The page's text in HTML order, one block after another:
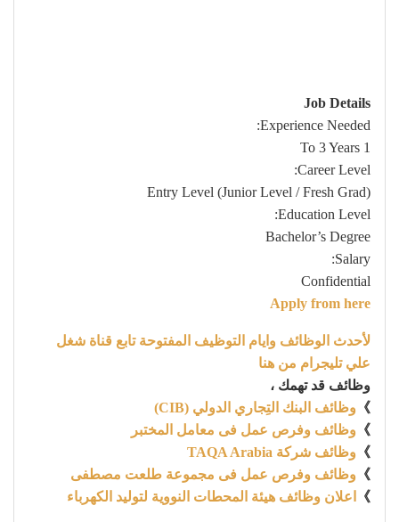
Job Details
Experience Needed:
1 To 3 Years
Career Level:
Entry Level (Junior Level / Fresh Grad)
Education Level:
Bachelor’s Degree
Salary:
Confidential
Apply from here
لأحدث الوظائف وايام التوظيف المفتوحة تابع قناة شغل
علي تليجرام من هنا
وظائف قد تهمك ،
》 وظائف البنك التِجاري الدولي (CIB)
》 وظائف وفرص عمل فى معامل المختبر
》 وظائف شركة TAQA Arabia
》 وظائف وفرص عمل فى مجموعة طلعت مصطفى
》
اعلان وظائف هيئة المحطات النووية لتوليد الكهرباء